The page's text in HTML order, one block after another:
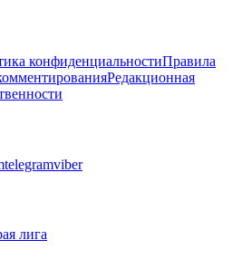
конфиденциальностиПравила
Редакционная
telegramviber
лига